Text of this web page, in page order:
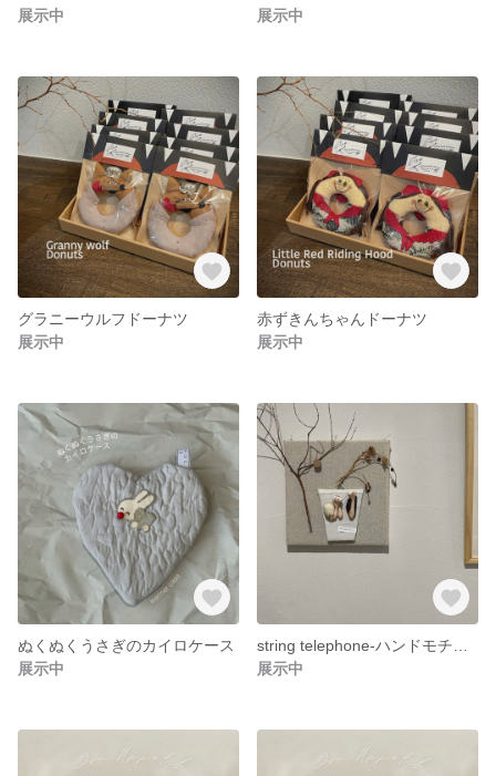
展示中
展示中
グラニーウルフドーナツ
展示中
赤ずきんちゃんドーナツ
展示中
ぬくぬくうさぎのカイロケース
展示中
展示中